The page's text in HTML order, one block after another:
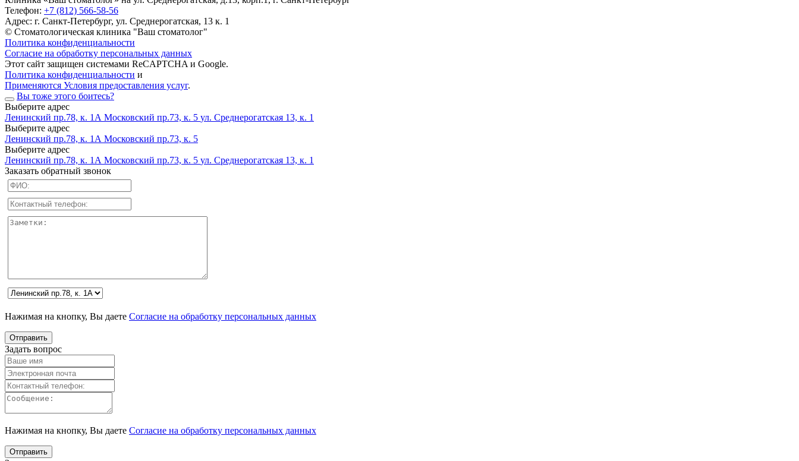
Телефон: +7 (812) 566-58-56
Адрес: г. Санкт-Петербург, ул. Среднерогатская, 13 к. 1
© Стоматологическая клиника "Ваш стоматолог"
Политика конфиденциальности
Согласие на обработку персональных данных
Этот сайт защищен системами ReCAPTCHA и Google.
Политика конфиденциальности и
Применяются Условия предоставления услуг.
Вы тоже этого боитесь?
Выберите адрес
Ленинский пр.78, к. 1А Московский пр.73, к. 5 ул. Среднерогатская 13, к. 1
Выберите адрес
Ленинский пр.78, к. 1А Московский пр.73, к. 5
Выберите адрес
Ленинский пр.78, к. 1А Московский пр.73, к. 5 ул. Среднерогатская 13, к. 1
Заказать обратный звонок
Нажимая на кнопку, Вы даете Согласие на обработку персональных данных
Задать вопрос
Нажимая на кнопку, Вы даете Согласие на обработку персональных данных